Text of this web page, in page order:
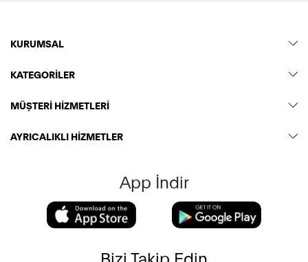
KURUMSAL
KATEGORİLER
MÜŞTERİ HİZMETLERİ
AYRICALIKLI HİZMETLER
App İndir
Bizi Takip Edin